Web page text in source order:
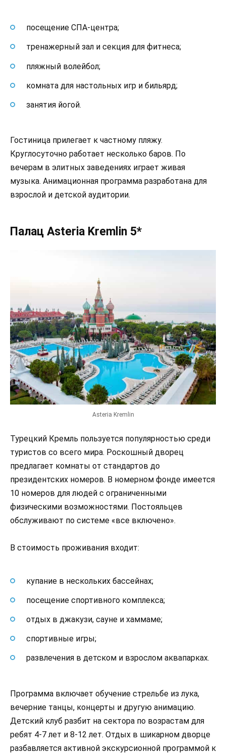
посещение СПА-центра;
тренажерный зал и секция для фитнеса;
пляжный волейбол;
комната для настольных игр и бильярд;
занятия йогой.
Гостиница прилегает к частному пляжу.
Круглосуточно работает несколько баров. По
вечерам в элитных заведениях играет живая
музыка. Анимационная программа разработана для
взрослой и детской аудитории.
Палац Asteria Kremlin 5*
Asteria Kremlin
Турецкий Кремль пользуется популярностью среди
туристов со всего мира. Роскошный дворец
предлагает комнаты от стандартов до
президентских номеров. В номерном фонде имеется
10 номеров для людей с ограниченными
физическими возможностями. Постояльцев
обслуживают по системе «все включено».
В стоимость проживания входит:
купание в нескольких бассейнах;
посещение спортивного комплекса;
отдых в джакузи, сауне и хаммаме;
спортивные игры;
развлечения в детском и взрослом аквапарках.
Программа включает обучение стрельбе из лука,
вечерние танцы, концерты и другую анимацию.
Детский клуб разбит на сектора по возрастам для
ребят 4-7 лет и 8-12 лет. Отдых в шикарном дворце
разбавляется активной экскурсионной программой к